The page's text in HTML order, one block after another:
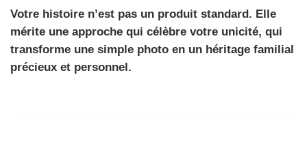
Votre histoire n’est pas un produit standard. Elle
mérite une approche qui célèbre votre unicité, qui
transforme une simple photo en un héritage familial
précieux et personnel.